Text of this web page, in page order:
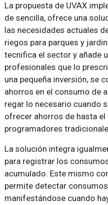
La propuesta de UVAX
de sencilla, ofrece una
las necesidades actuales
riegos para parques y
tecnifica el sector y añade
profesionales que lo
una pequeña inversión, se
ahorros en el consumo de
regar lo necesario cuando
ofrecer ahorros de hasta
programadores
La solución integra
para registrar los
acumulado. Este mismo
permite detectar
manifestándose cuando